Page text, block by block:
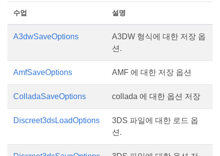
수업 설명
A3dwSaveOptions
A3DW 형식에 대한 저장 옵
션.
AmfSaveOptions AMF 에 대한 저장 옵션
ColladaSaveOptions collada 에 대한 옵션 저장
Discreet3dsLoadOptions
3DS 파일에 대한 로드 옵
션.